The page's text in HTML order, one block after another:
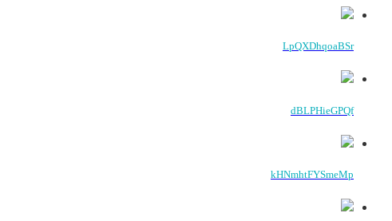
LpQXDhqoaBSr
dBLPHieGPQf
kHNmhtFYSmeMp